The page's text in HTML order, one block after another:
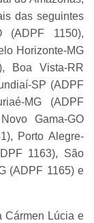
das seguintes
(ADPF 1150),
Horizonte-MG
Boa Vista-RR
SP (ADPF
MG (ADPF
Gama-GO
Porto Alegre-
1163), São
(ADPF 1165) e
Cármen Lúcia e